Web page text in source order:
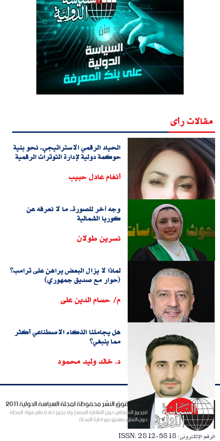
مقالات رأى
الحياد الرقمي الاستراتيجي.. نحو بنية
حوكمة دولية لإدارة التوترات الرقمية
أنغام عادل حبيب
وجه آخر للصورة.. ما لا نعرفه عن
كوريا الشمالية
نسرين طولان
لماذا لا يزال البعض يراهن على ترامب؟
(حوار مع صديق جمهوري)
م/ حسام الدين على
هل يجاملنا الذكاء الاصطناعي أكثر
مما ينبغي؟
د. خالد وليد محمود
الرقم الإلكترونى: ISSN: 2812-5818